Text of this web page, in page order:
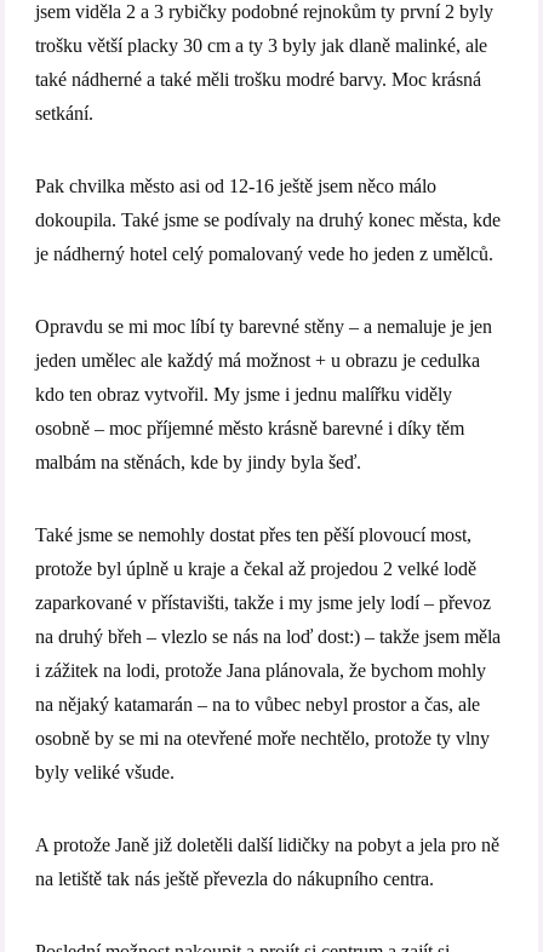
jsem viděla 2 a 3 rybičky podobné rejnokům ty první 2 byly
trošku větší placky 30 cm a ty 3 byly jak dlaně malinké, ale
také nádherné a také měli trošku modré barvy. Moc krásná
setkání.
Pak chvilka město asi od 12-16 ještě jsem něco málo
dokoupila. Také jsme se podívaly na druhý konec města, kde
je nádherný hotel celý pomalovaný vede ho jeden z umělců.
Opravdu se mi moc líbí ty barevné stěny – a nemaluje je jen
jeden umělec ale každý má možnost + u obrazu je cedulka
kdo ten obraz vytvořil. My jsme i jednu malířku viděly
osobně – moc příjemné město krásně barevné i díky těm
malbám na stěnách, kde by jindy byla šeď.
Také jsme se nemohly dostat přes ten pěší plovoucí most,
protože byl úplně u kraje a čekal až projedou 2 velké lodě
zaparkované v přístavišti, takže i my jsme jely lodí – převoz
na druhý břeh – vlezlo se nás na loď dost:) – takže jsem měla
i zážitek na lodi, protože Jana plánovala, že bychom mohly
na nějaký katamarán – na to vůbec nebyl prostor a čas, ale
osobně by se mi na otevřené moře nechtělo, protože ty vlny
byly veliké všude.
A protože Janě již doletěli další lidičky na pobyt a jela pro ně
na letiště tak nás ještě převezla do nákupního centra.